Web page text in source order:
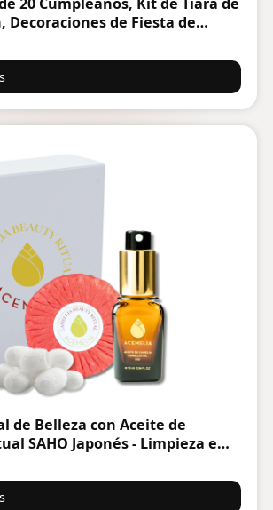
Decoraciones de Fiesta de
Decoraciones de Fiesta de
de Feliz 20 Cumpleaños
de Belleza con Aceite de
SAHO Japonés - Limpieza e
Facial y Capullos de Seda
Belleza Facial | Regalos
Mujer